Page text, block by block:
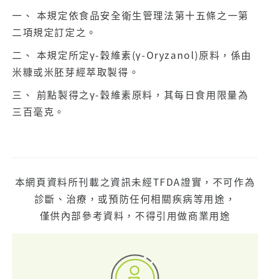
一、 本規定依食品安全衛生管理法第十五條之一第
二項規定訂定之。
二、 本規定所定γ-穀維素(γ-Oryzanol)原料，係由
米糠或米胚芽經萃取製得。
三、 前點製得之γ-穀維素原料，其每日食用限量為
三百毫克。
本網頁資料所刊載之資訊未經TFDA證實，不可作為
診斷、治療，或預防任何相關疾病等用途，
僅供內部參考資料，不得引用做商業用途